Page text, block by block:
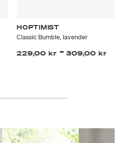
HOPTIMIST
Classic Bumble, lavender
229,00 kr - 309,00 kr